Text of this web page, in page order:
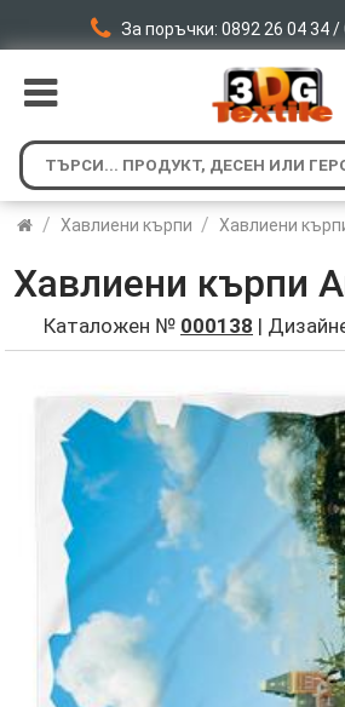
За поръчки: 0892 26 04 34 /
/ Хавлиени кърпи / Хавлиени
Хавлиени кърпи
Каталожен № 000138 |